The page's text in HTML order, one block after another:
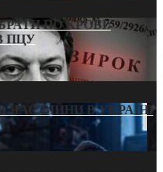
ПО КРОВІ:
ПЦУ
ВІЙНИ В УКРАЇНІ